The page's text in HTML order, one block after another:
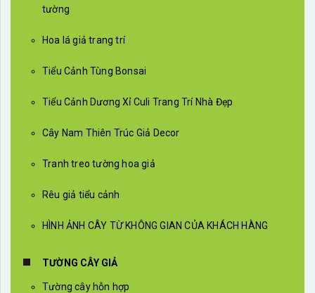
tường
Hoa lá giả trang trí
Tiểu Cảnh Tùng Bonsai
Tiểu Cảnh Dương Xỉ Culi Trang Trí Nhà Đẹp
Cây Nam Thiên Trúc Giả Decor
Tranh treo tường hoa giả
Rêu giả tiểu cảnh
HÌNH ẢNH CÂY TỪ KHÔNG GIAN CỦA KHÁCH HÀNG
TƯỜNG CÂY GIẢ
Tường cây hỗn hợp